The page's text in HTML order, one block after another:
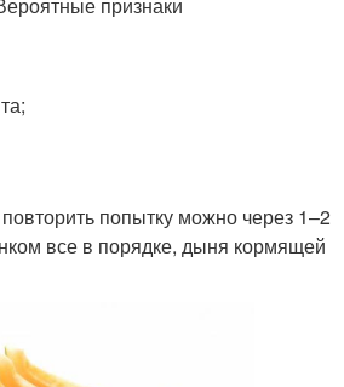
попытку можно через 1–2
все в порядке, дыня кормящей